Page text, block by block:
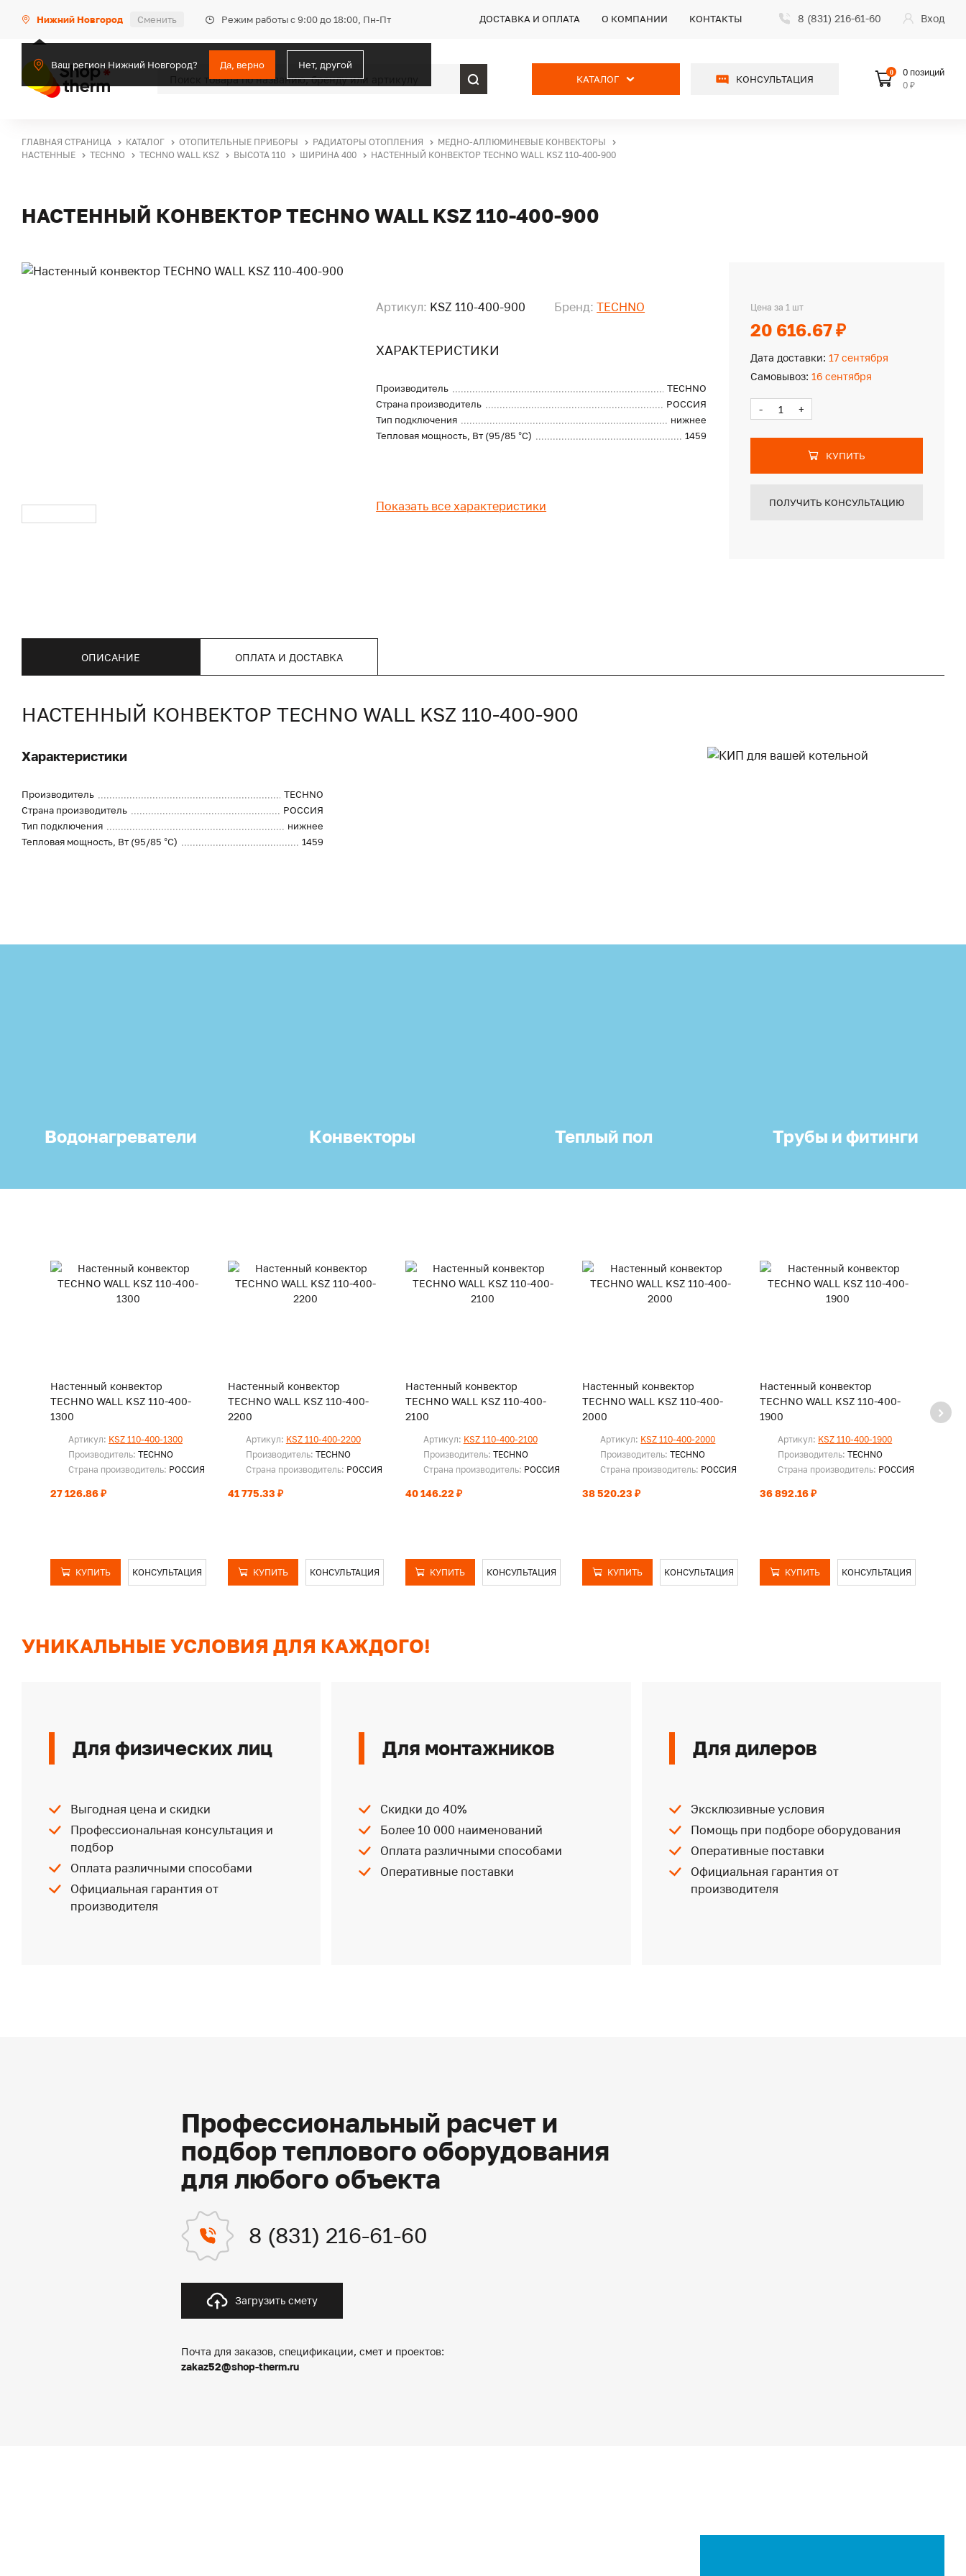
Нижний Новгород Сменить Режим работы с 9:00 до 18:00, Пн-Пт
Ваш регион Нижний Новгород? Да, верно Нет, другой
ДОСТАВКА И ОПЛАТА О КОМПАНИИ КОНТАКТЫ 8 (831) 216-61-60 Вход
КАТАЛОГ КОНСУЛЬТАЦИЯ
0
0 позиций
0 ₽
ГЛАВНАЯ СТРАНИЦА КАТАЛОГ ОТОПИТЕЛЬНЫЕ ПРИБОРЫ РАДИАТОРЫ ОТОПЛЕНИЯ
МЕДНО-АЛЛЮМИНЕВЫЕ КОНВЕКТОРЫ
НАСТЕННЫЕ
TECHNO TECHNO WALL KSZ ВЫСОТА 110 ШИРИНА 400 НАСТЕННЫЙ КОНВЕКТОР TECHNO WALL KSZ 110-400-900
НАСТЕННЫЙ КОНВЕКТОР TECHNO WALL KSZ 110-400-900
Артикул: KSZ 110-400-900 Бренд: TECHNO
ХАРАКТЕРИСТИКИ
Производитель
TECHNO
Страна производитель
РОССИЯ
Тип подключения
нижнее
Тепловая мощность, Вт (95/85 °С)
1459
Показать все характеристики
Цена за 1 шт
20 616.67 ₽
Дата доставки: 17 сентября
Самовывоз: 16 сентября
- +
КУПИТЬ
ПОЛУЧИТЬ КОНСУЛЬТАЦИЮ
ОПИСАНИЕ ОПЛАТА И ДОСТАВКА
НАСТЕННЫЙ КОНВЕКТОР TECHNO WALL KSZ 110-400-900
Характеристики
Производитель
TECHNO
Страна производитель
РОССИЯ
Тип подключения
нижнее
Тепловая мощность, Вт (95/85 °С)
1459
Водонагреватели Конвекторы Теплый пол Трубы и фитинги
Настенный конвектор
TECHNO WALL KSZ 110-400-
1300
Артикул: KSZ 110-400-1300
Производитель: TECHNO
Страна производитель: РОССИЯ
27 126.86 ₽
КУПИТЬ КОНСУЛЬТАЦИЯ
Настенный конвектор
TECHNO WALL KSZ 110-400-
2200
Артикул: KSZ 110-400-2200
Производитель: TECHNO
Страна производитель: РОССИЯ
41 775.33 ₽
КУПИТЬ КОНСУЛЬТАЦИЯ
Настенный конвектор
TECHNO WALL KSZ 110-400-
2100
Артикул: KSZ 110-400-2100
Производитель: TECHNO
Страна производитель: РОССИЯ
40 146.22 ₽
КУПИТЬ КОНСУЛЬТАЦИЯ
Настенный конвектор
TECHNO WALL KSZ 110-400-
2000
Артикул: KSZ 110-400-2000
Производитель:TECHNO
Страна производитель: РОССИЯ
38 520.23 ₽
КУПИТЬ КОНСУЛЬТАЦИЯ
Настенный конвектор
TECHNO WALL KSZ 110-400-
1900
Артикул: KSZ 110-400-1900
Производитель:TECHNO
Страна производитель: РОССИЯ
36 892.16 ₽
КУПИТЬ КОНСУЛЬТАЦИЯ
1800
УНИКАЛЬНЫЕ УСЛОВИЯ ДЛЯ КАЖДОГО!
Для физических лиц
Выгодная цена и скидки
Профессиональная консультация и
подбор
Оплата различными способами
Официальная гарантия от
производителя
Для монтажников
Скидки до 40%
Более 10 000 наименований
Оплата различными способами
Оперативные поставки
Для дилеров
Эксклюзивные условия
Помощь при подборе оборудования
Оперативные поставки
Официальная гарантия от
производителя
Профессиональный расчет и
подбор теплового оборудования
для любого объекта
8 (831) 216-61-60
Загрузить смету
Почта для заказов, спецификации, смет и проектов:
zakaz52@shop-therm.ru